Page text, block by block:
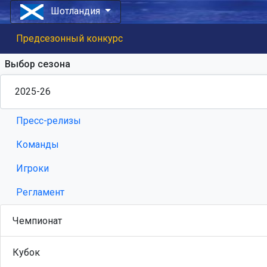
Шотландия
Предсезонный конкурс
Выбор сезона
Пресс-релизы
Команды
Игроки
Регламент
Чемпионат
Кубок